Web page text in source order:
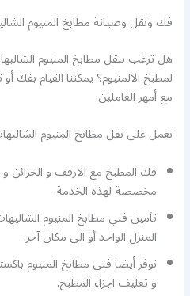
فك ونقل وصيانة مطابخ المنيوم
هل ترغب بنقل مطابخ المنيوم
لمطبخ الالمنيوم؟ يمكننا القيام بفك
مع أمهر العاملين.
نعمل على نقل مطابخ المنيوم
فك المطبخ مع الارفف و الخزائن
مخصصة لهذه الخدمة.
تأمين فني مطابخ المنيوم
المنزل الواحد أو الى مكان آخر.
نوفر أيضا فني مطابخ المنيوم
و تغليف اجزاء المطبخ.